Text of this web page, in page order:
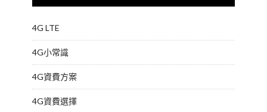
4G LTE
4G小常識
4G資費方案
4G資費選擇